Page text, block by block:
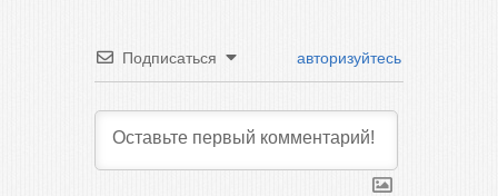
Подписаться авторизуйтесь